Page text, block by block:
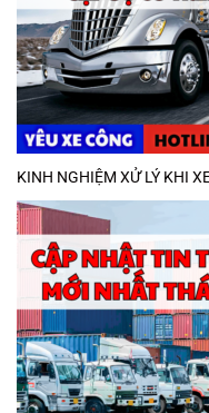
KINH NGHIỆM XỬ LÝ KHI